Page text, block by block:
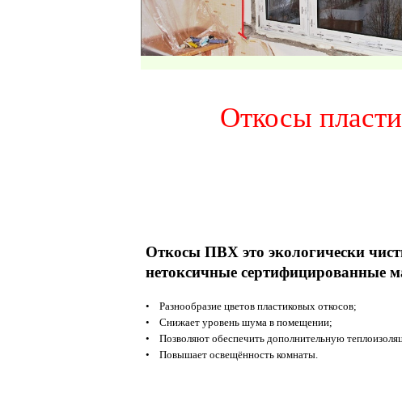
Откосы
Откосы ПВХ это экологически
нетоксичныесертифицированные
• Разнообразие цветов пластиковых откосов;
• Снижает уровень шума в помещении;
• Позволяют обеспечить дополнительную
• Повышает освещённость комнаты.